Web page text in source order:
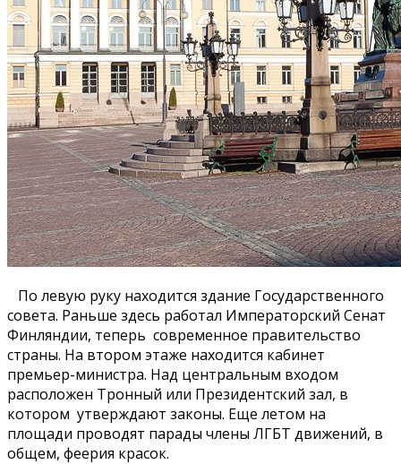
По левую руку находится здание Государственного
совета. Раньше здесь работал Императорский Сенат
Финляндии, теперь современное правительство
страны. Hа втором этаже находится кабинет
премьер-министра. Hад центральным входом
расположен Тронный или Президентский зал, в
котором утверждают законы. Еще летом на
площади проводят парады члены ЛГБТ движений, в
общем, феерия красок.